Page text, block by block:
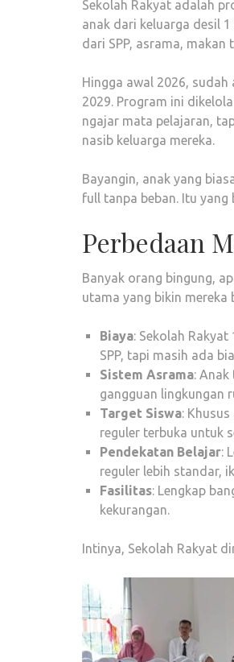
Sekolah Rakyat adalah
anak dari keluarga desil
dari SPP, asrama, makan
Hingga awal 2026,
2029. Program ini
ngajar mata pelajaran,
nasib keluarga mereka.
Bayangin, anak yang
full tanpa beban. Itu
Perbedaan
Banyak orang bingung,
utama yang bikin mereka
Biaya: Sekolah
SPP, tapi masih ada
Sistem Asrama:
gangguan lingkungan
Target Siswa:
reguler terbuka untuk
Pendekatan Belajar:
reguler lebih standar,
Fasilitas: Lengkap
kekurangan.
Intinya, Sekolah Rakyat